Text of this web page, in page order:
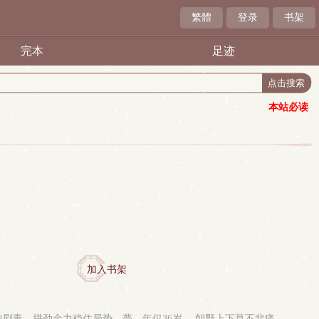
繁體 登录 书架
完本 足迹
本站必读
加入书架